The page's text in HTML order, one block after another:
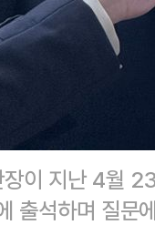
이 지난 4월
출석하며 질